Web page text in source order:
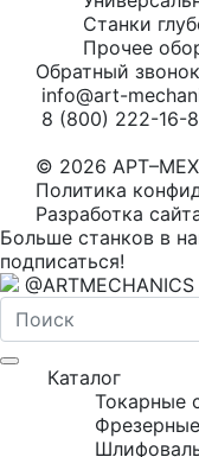
Станки
Прочее
Обратный звонок
info@art-
8 (800) 222-16-
© 2026
Политика
Разработка
Больше станков в
подписаться!
@ARTMECHANICS
Каталог
Токарные